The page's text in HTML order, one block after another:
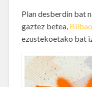
Plan desberdin bat
gaztez betea,
ezustekoetako bat